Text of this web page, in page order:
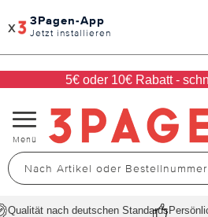
x 3Pagen-App
Jetzt installieren
5€ oder 10€ Rabatt -
Navigation
umschalten
Menü
nach deutschen Standards